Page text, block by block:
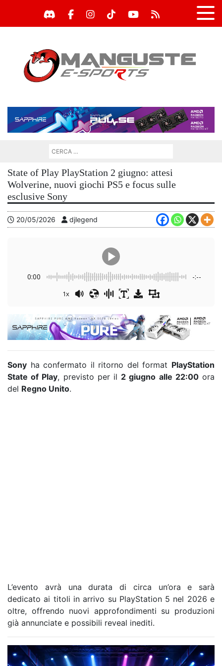
State of Play PlayStation 2 giugno: attesi
Wolverine, nuovi giochi PS5 e focus sulle
esclusive Sony
20/05/2026 djlegend
0:00 -:--
1x
Sony ha confermato il ritorno del format PlayStation
State of Play, previsto per il 2 giugno alle 22:00ora
del Regno Unito.
L’evento avrà una durata di circa un’ora e sarà
dedicato ai titoli in arrivo su PlayStation 5 nel 2026 e
oltre, offrendo nuovi approfondimenti su produzioni
già annunciate e possibili reveal inediti.